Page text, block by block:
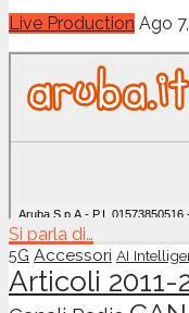
Live Production Ago
Si parla di…
5G Accessori AI
Articoli 2011-